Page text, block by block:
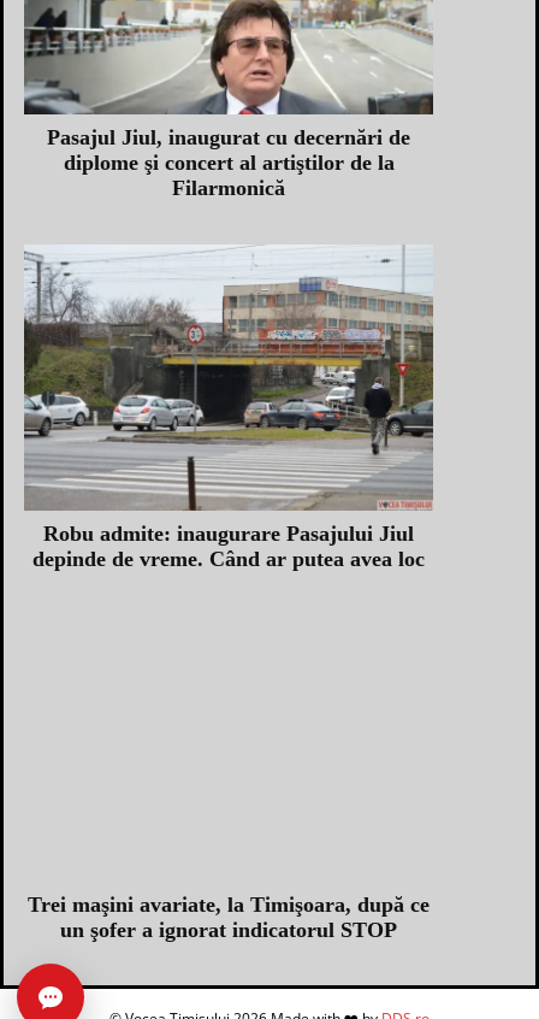
Pasajul Jiul, inaugurat cu decernări de
diplome şi concert al artiştilor de la
Filarmonică
Robu admite: inaugurare Pasajului Jiul
depinde de vreme. Când ar putea avea loc
Trei maşini avariate, la Timişoara, după ce
un şofer a ignorat indicatorul STOP
Caută în arhivă